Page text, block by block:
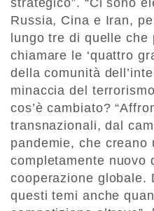
Russia, Cina e Iran,
lungo tre di quelle che
chiamare le ‘quattro
della comunità
minaccia del
cos’è cambiato?
transnazionali, dal
pandemie, che creano
completamente nuovo
cooperazione globale.
questi temi anche